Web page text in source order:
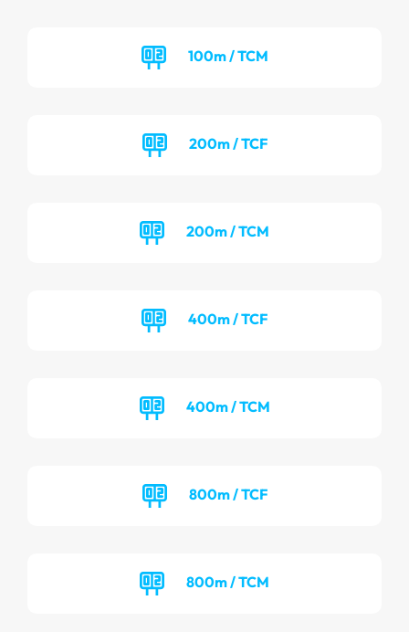
100m / TCM
200m / TCF
200m / TCM
400m / TCF
400m / TCM
800m / TCF
800m / TCM